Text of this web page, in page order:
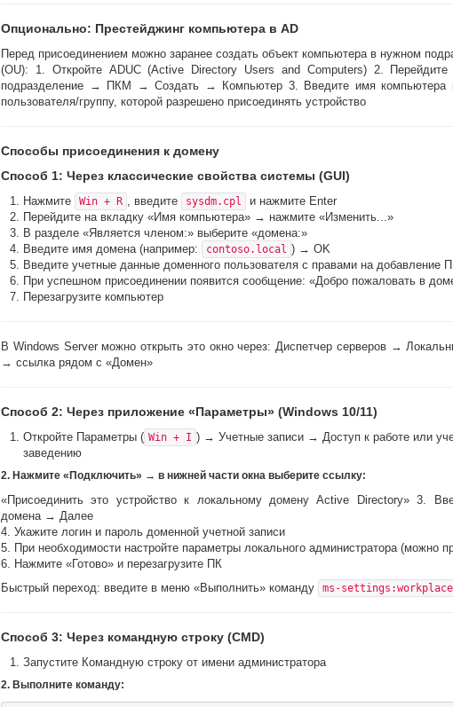
Опционально: Престейджинг компьютера в AD
Перед присоединением можно заранее создать объект компьютера в нужном
(OU): 1. Откройте ADUC (Active Directory Users and Computers) 2.
подразделение → ПКМ → Создать → Компьютер 3. Введите имя компьютера
пользователя/группу, которой разрешено присоединять устройство
Способы присоединения к домену
Способ 1: Через классические свойства системы (GUI)
Нажмите Win + R , введите sysdm.cpl
и нажмите Enter
Перейдите на вкладку «Имя компьютера» → нажмите «Изменить...»
В разделе «Является членом:» выберите «домена:»
Введите имя домена (например:
contoso.local ) → OK
Введите учетные данные доменного пользователя с правами на добавление
При успешном присоединении появится сообщение: «Добро пожаловать в
Перезагрузите компьютер
В Windows Server можно открыть это окно через: Диспетчер серверов →
→ ссылка рядом с «Домен»
Способ 2: Через приложение «Параметры» (Windows 10/11)
Откройте Параметры ( Win + I ) → Учетные записи → Доступ к работе или
заведению
2. Нажмите «Подключить» → в нижней части окна выберите ссылку:
«Присоединить это устройство к локальному домену Active Directory» 3.
домена → Далее
4. Укажите логин и пароль доменной учетной записи
5. При необходимости настройте параметры локального администратора (можно
6. Нажмите «Готово» и перезагрузите ПК
Быстрый переход: введите в меню «Выполнить» команду
ms-settings:workplace
Способ 3: Через командную строку (CMD)
Запустите Командную строку от имени администратора
2. Выполните команду: